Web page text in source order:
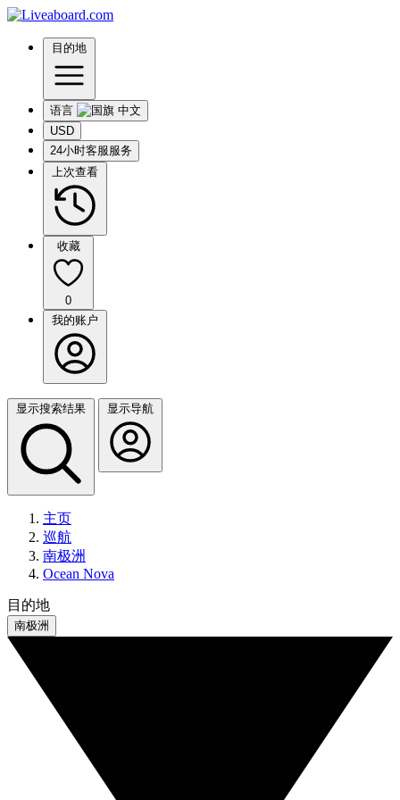
目的地
语言
USD
24小时客服服务
上次查看
收藏
0
我的账户
显示搜索结果 显示导航
主页
巡航
南极洲
Ocean Nova
目的地
南极洲